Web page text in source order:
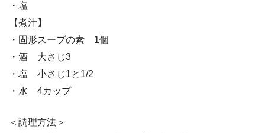
・塩
【煮汁】
・固形スープの素 1個
・酒 大さじ3
・塩 小さじ1と1/2
・水 4カップ
＜調理方法＞